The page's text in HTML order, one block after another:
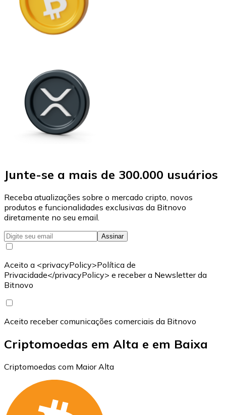
Junte-se a mais de 300.000 usuários
Receba atualizações sobre o mercado cripto, novos
produtos e funcionalidades exclusivas da Bitnovo
diretamente no seu email.
Assinar
Aceito a <privacyPolicy>Política de
Privacidade</privacyPolicy> e receber a Newsletter da
Bitnovo
Aceito receber comunicações comerciais da Bitnovo
Criptomoedas em Alta e em Baixa
Criptomoedas com Maior Alta